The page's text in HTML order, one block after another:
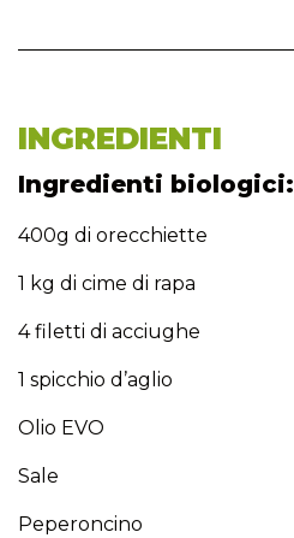
INGREDIENTI
Ingredienti biologici:
400g di orecchiette
1 kg di cime di rapa
4 filetti di acciughe
1 spicchio d’aglio
Olio EVO
Sale
Peperoncino